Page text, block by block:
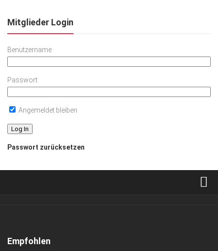
Mitglieder Login
Benutzername
Passwort
Angemeldet bleiben
Passwort zurücksetzen
Kontakt, Impressum
Empfohlen